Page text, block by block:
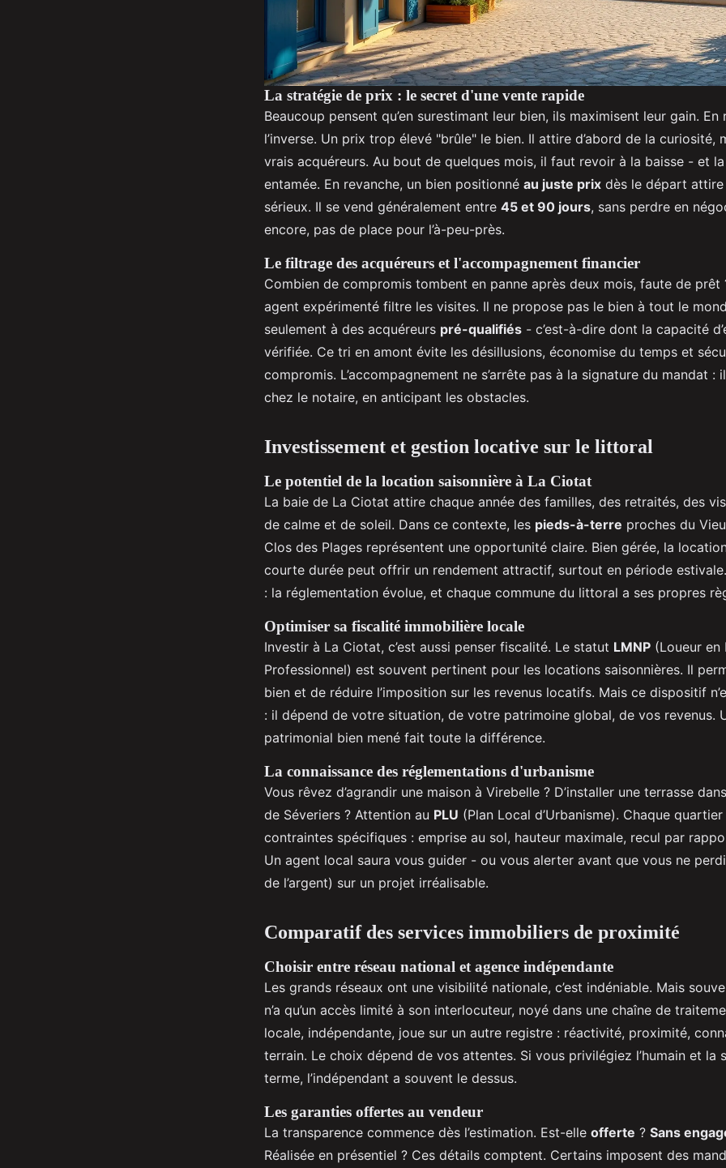
La stratégie de prix : le secret d'une vente rapide
Beaucoup pensent qu’en surestimant leur bien, ils maximisent leur gain. En
l’inverse. Un prix trop élevé "brûle" le bien. Il attire d’abord de la curiosité,
vrais acquéreurs. Au bout de quelques mois, il faut revoir à la baisse - et
entamée. En revanche, un bien positionné au juste prix dès le départ attire
sérieux. Il se vend généralement entre 45 et 90 jours, sans perdre en
encore, pas de place pour l’à-peu-près.
Le filtrage des acquéreurs et l'accompagnement financier
Combien de compromis tombent en panne après deux mois, faute de prêt
agent expérimenté filtre les visites. Il ne propose pas le bien à tout le
seulement à des acquéreurs pré-qualifiés - c’est-à-dire dont la capacité
vérifiée. Ce tri en amont évite les désillusions, économise du temps et
compromis. L’accompagnement ne s’arrête pas à la signature du mandat :
chez le notaire, en anticipant les obstacles.
Investissement et gestion locative sur le littoral
Le potentiel de la location saisonnière à La Ciotat
La baie de La Ciotat attire chaque année des familles, des retraités, des
de calme et de soleil. Dans ce contexte, les pieds-à-terre proches du
Clos des Plages représentent une opportunité claire. Bien gérée, la
courte durée peut offrir un rendement attractif, surtout en période
: la réglementation évolue, et chaque commune du littoral a ses propres
Optimiser sa fiscalité immobilière locale
Investir à La Ciotat, c’est aussi penser fiscalité. Le statut LMNP (Loueur en
Professionnel) est souvent pertinent pour les locations saisonnières. Il
bien et de réduire l’imposition sur les revenus locatifs. Mais ce dispositif
: il dépend de votre situation, de votre patrimoine global, de vos revenus.
patrimonial bien mené fait toute la différence.
La connaissance des réglementations d'urbanisme
Vous rêvez d’agrandir une maison à Virebelle ? D’installer une terrasse
de Séveriers ? Attention au PLU (Plan Local d’Urbanisme). Chaque quartier
contraintes spécifiques : emprise au sol, hauteur maximale, recul par
Un agent local saura vous guider - ou vous alerter avant que vous ne
de l’argent) sur un projet irréalisable.
Comparatif des services immobiliers de proximité
Choisir entre réseau national et agence indépendante
Les grands réseaux ont une visibilité nationale, c’est indéniable. Mais
n’a qu’un accès limité à son interlocuteur, noyé dans une chaîne de
locale, indépendante, joue sur un autre registre : réactivité, proximité,
terrain. Le choix dépend de vos attentes. Si vous privilégiez l’humain et la
terme, l’indépendant a souvent le dessus.
Les garanties offertes au vendeur
La transparence commence dès l’estimation. Est-elle offerte ? Sans
Réalisée en présentiel ? Ces détails comptent. Certains imposent des